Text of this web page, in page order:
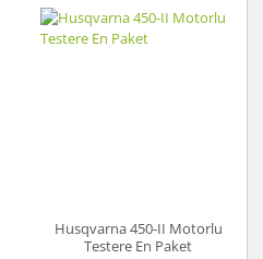
Husqvarna 450-II Motorlu
Testere En Paket